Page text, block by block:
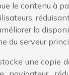
le contenu à
la
du serveur
une copie